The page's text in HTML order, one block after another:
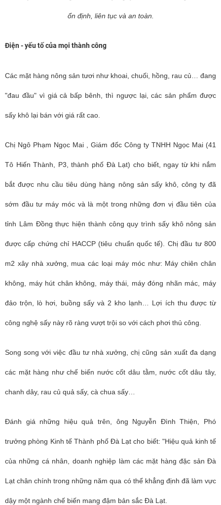
ổn định, liên tục và an toàn.
Điện - yếu tố của mọi thành công
Các mặt hàng nông sản tươi như khoai, chuối, hồng, rau củ… đang
"đau đầu" vì giá cả bấp bênh, thì ngược lại, các sản phẩm được
sấy khô lại bán với giá rất cao.
Chị Ngô Phạm Ngọc Mai , Giám đốc Công ty TNHH Ngọc Mai (41
Tô Hiến Thành, P3, thành phố Đà Lạt) cho biết, ngay từ khi nắm
bắt được nhu cầu tiêu dùng hàng nông sản sấy khô, công ty đã
sớm đầu tư máy móc và là một trong những đơn vị đầu tiên của
tỉnh Lâm Đồng thực hiện thành công quy trình sấy khô nông sản
được cấp chứng chỉ HACCP (tiêu chuẩn quốc tế). Chị đầu tư 800
m2 xây nhà xưởng, mua các loại máy móc như: Máy chiên chân
không, máy hút chân không, máy thái, máy đóng nhãn mác, máy
đảo trộn, lò hơi, buồng sấy và 2 kho lạnh… Lợi ích thu được từ
công nghệ sấy này rõ ràng vượt trội so với cách phơi thủ công.
Song song với việc đầu tư nhà xưởng, chị cũng sản xuất đa dạng
các mặt hàng như chế biến nước cốt dâu tằm, nước cốt dâu tây,
chanh dây, rau củ quả sấy, cà chua sấy…
Đánh giá những hiệu quả trên, ông Nguyễn Đình Thiện, Phó
trưởng phòng Kinh tế Thành phố Đà Lạt cho biết: "Hiệu quả kinh tế
của những cá nhân, doanh nghiệp làm các mặt hàng đặc sản Đà
Lạt chân chính trong những năm qua có thể khẳng định đã làm vực
dậy một ngành chế biến mang đậm bản sắc Đà Lạt.